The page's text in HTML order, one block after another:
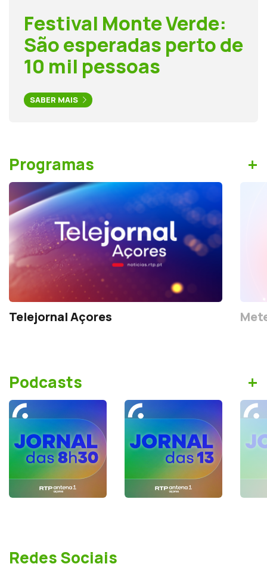
Festival Monte Verde:
São esperadas perto de
10 mil pessoas
SABER MAIS
Programas +
Telejornal Açores
Podcasts +
Redes Sociais